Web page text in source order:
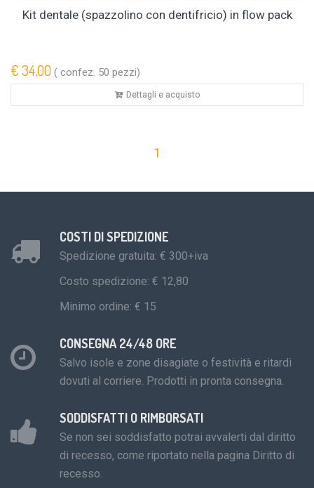
Kit dentale (spazzolino con dentifricio) in flow pack
€ 34,00 ( confez. 50 pezzi)
Dettagli e acquisto
1
COSTI DI SPEDIZIONE
Spedizione gratuita: € 300+iva
Costo spedizione: € 12,80
Minimo ordine: € 15
CONSEGNA 24/48 ORE
Salvo isole e zone disagiate o festività e ritardi
dovuti al corriere. Prodotti in pronta consegna.
SODDISFATTI O RIMBORSATI
Se non sei soddisfatto potrai avvalerti dal diritto
di recesso, come riportato nella pagina Diritto di
recesso.